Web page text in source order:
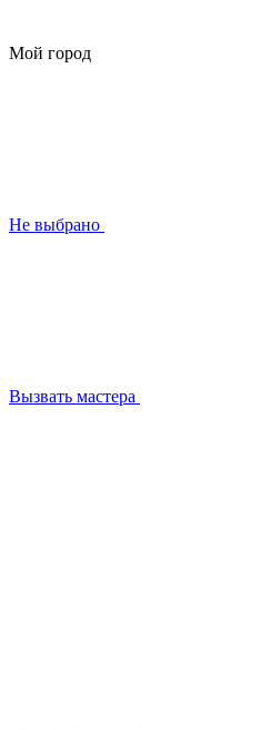
Мой город
Не выбрано
Вызвать мастера